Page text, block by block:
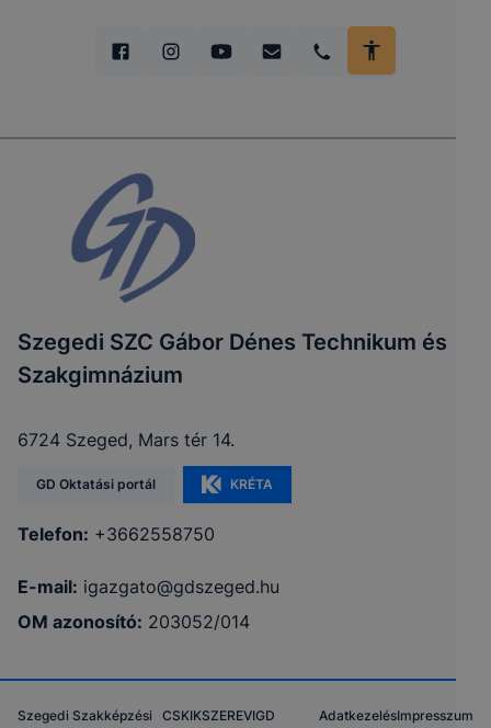
Szegedi SZC Gábor Dénes Technikum és
Szakgimnázium
6724 Szeged, Mars tér 14.
GD Oktatási portál KRÉTA
Telefon: +3662558750
E-mail: igazgato@gdszeged.hu
OM azonosító: 203052/014
Szegedi Szakképzési
CSKIKSZEREVIGD
AdatkezelésImpresszum